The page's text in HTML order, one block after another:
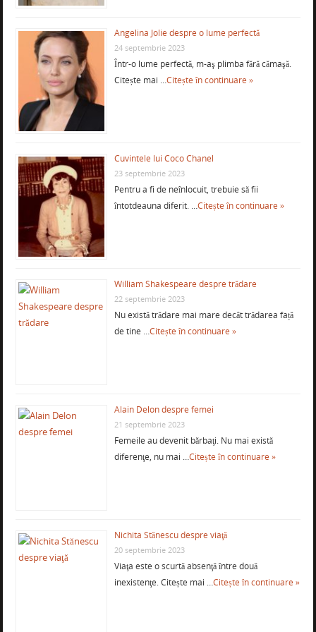
Angelina Jolie despre o lume perfectă
24 septembrie 2023
Într-o lume perfectă, m-aş plimba fără cămaşă.
Citește mai …Citește în continuare »
Cuvintele lui Coco Chanel
23 septembrie 2023
Pentru a fi de neînlocuit, trebuie să fii
întotdeauna diferit. …Citește în continuare »
William Shakespeare despre trădare
22 septembrie 2023
Nu există trădare mai mare decât trădarea față
de tine …Citește în continuare »
Alain Delon despre femei
21 septembrie 2023
Femeile au devenit bărbaţi. Nu mai există
diferenţe, nu mai …Citește în continuare »
Nichita Stănescu despre viaţă
20 septembrie 2023
Viaţa este o scurtă absenţă între două
inexistenţe. Citește mai …Citește în continuare »